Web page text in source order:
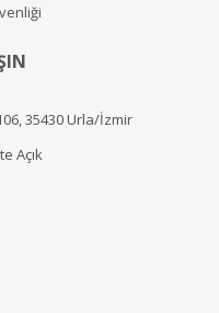
35430 Urla/İzmir
Açık